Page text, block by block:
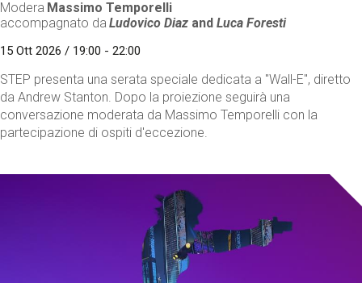
Modera Massimo Temporelli
accompagnato da Ludovico Diaz andLuca Foresti
15 Ott 2026 / 19:00 - 22:00
STEP presenta una serata speciale dedicata a "Wall-E", diretto
da Andrew Stanton. Dopo la proiezione seguirà una
conversazione moderata da Massimo Temporelli con la
partecipazione di ospiti d'eccezione.